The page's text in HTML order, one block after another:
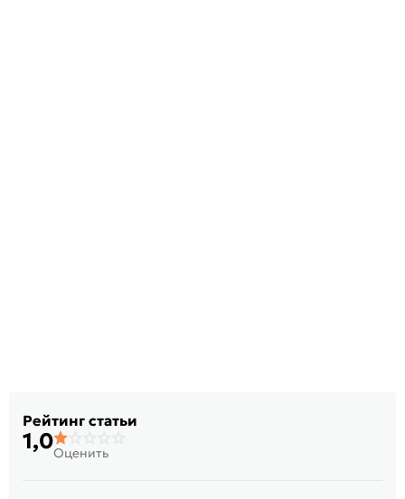
Рейтинг статьи
1,0Оценить